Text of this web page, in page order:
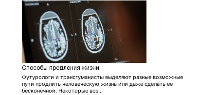
Способы продления жизни
Футурологи и трансгуманисты выделяют разные возможные
пути продлить человеческую жизнь или даже сделать ее
бесконечной. Некоторые воз...